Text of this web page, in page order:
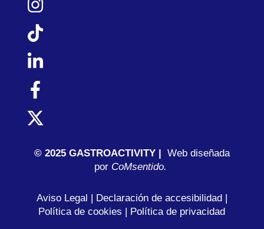
© 2025 GASTROACTIVITY | Web diseñada
porCoMsentido.
Aviso Legal | Declaración de accesibilidad|
Política de cookies | Política de privacidad